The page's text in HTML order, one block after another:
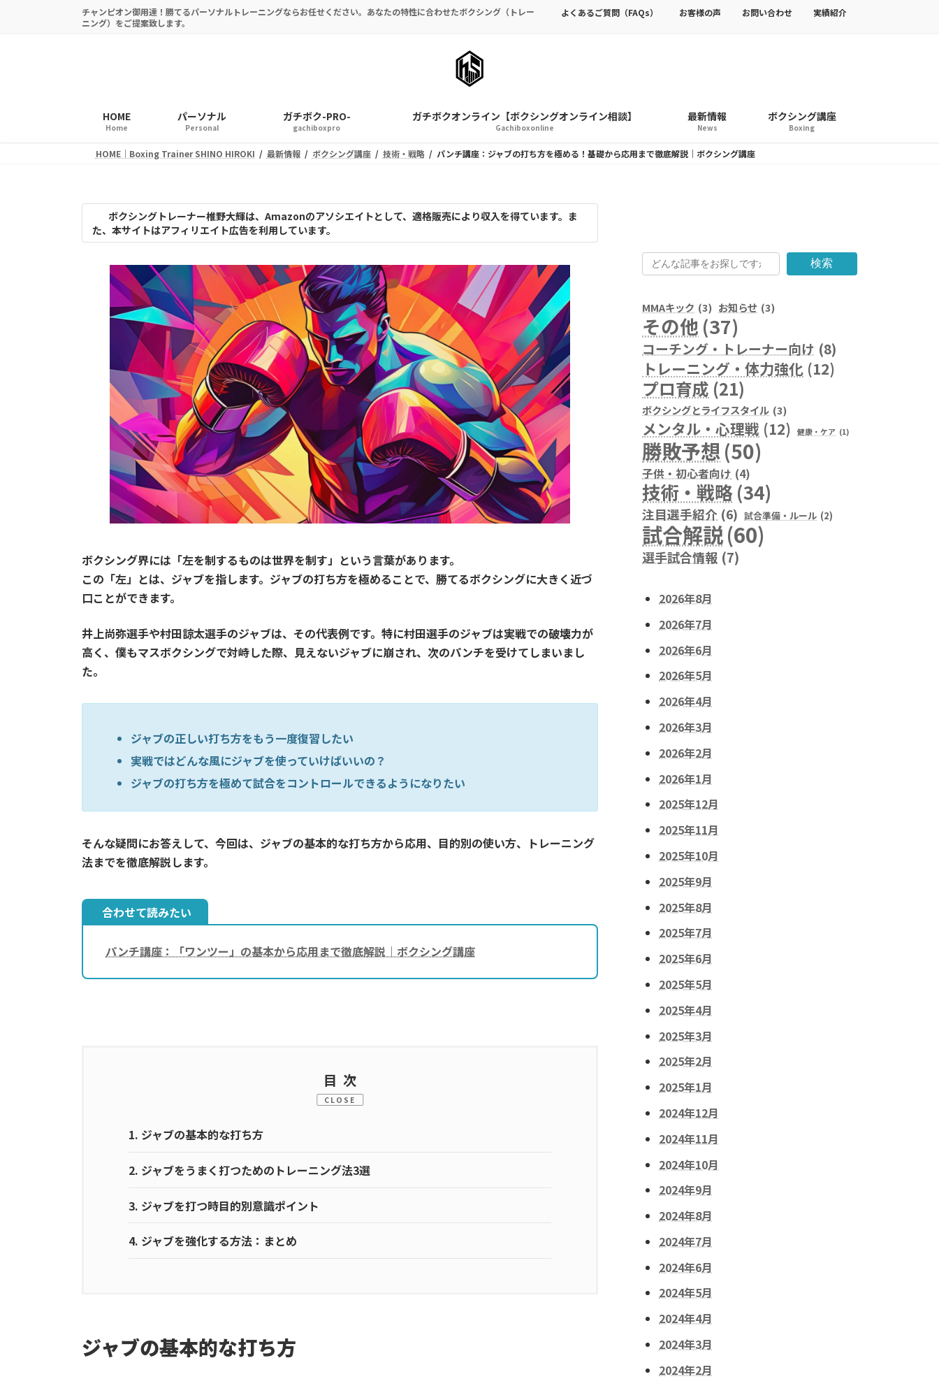
チャンピオン御用達！勝てるパーソナルトレーニングならお任せください。あなたの特性に合わせたボクシング（トレー
ニング）をご提案致します。
よくあるご質問（FAQs） お客様の声 お問い合わせ 実績紹介
HOME
Home
パーソナル
Personal
ガチボク-PRO-
gachiboxpro
ガチボクオンライン【ボクシングオンライン相談】
Gachiboxonline
最新情報
News
ボクシング講座
Boxing
HOME｜Boxing Trainer SHINO HIROKI 最新情報 ボクシング講座 技術・戦略 パンチ講座：ジャブの打ち方を極める！基礎から応用まで徹底解説｜ボクシング講座
ボクシングトレーナー椎野大輝は、Amazonのアソシエイトとして、適格販売により収入を得ています。ま
た、本サイトはアフィリエイト広告を利用しています。
ボクシング界には「左を制するものは世界を制す」という言葉があります。
この「左」とは、ジャブを指します。ジャブの打ち方を極めることで、勝てるボクシングに大きく近づ
口ことができます。
井上尚弥選手や村田諒太選手のジャブは、その代表例です。特に村田選手のジャブは実戦での破壊力が
高く、僕もマスボクシングで対峙した際、見えないジャブに崩され、次のパンチを受けてしまいまし
た。
ジャブの正しい打ち方をもう一度復習したい
実戦ではどんな風にジャブを使っていけばいいの？
ジャブの打ち方を極めて試合をコントロールできるようになりたい
そんな疑問にお答えして、今回は、ジャブの基本的な打ち方から応用、目的別の使い方、トレーニング
法までを徹底解説します。
合わせて読みたい
パンチ講座：「ワンツー」の基本から応用まで徹底解説｜ボクシング講座
目次
CLOSE
1. ジャブの基本的な打ち方
2. ジャブをうまく打つためのトレーニング法3選
3. ジャブを打つ時目的別意識ポイント
4. ジャブを強化する方法：まとめ
ジャブの基本的な打ち方
検索
MMAキック (3) お知らせ (3)
その他 (37)
コーチング・トレーナー向け (8)
トレーニング・体力強化 (12)
プロ育成 (21)
ボクシングとライフスタイル (3)
メンタル・心理戦 (12) 健康・ケア (1)
勝敗予想(50)
子供・初心者向け (4)
技術・戦略(34)
注目選手紹介 (6) 試合準備・ルール (2)
試合解説(60)
選手試合情報 (7)
2026年8月
2026年7月
2026年6月
2026年5月
2026年4月
2026年3月
2026年2月
2026年1月
2025年12月
2025年11月
2025年10月
2025年9月
2025年8月
2025年7月
2025年6月
2025年5月
2025年4月
2025年3月
2025年2月
2025年1月
2024年12月
2024年11月
2024年10月
2024年9月
2024年8月
2024年7月
2024年6月
2024年5月
2024年4月
2024年3月
2024年2月